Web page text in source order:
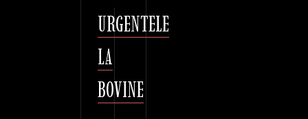
URGENTELE
LA
BOVINE